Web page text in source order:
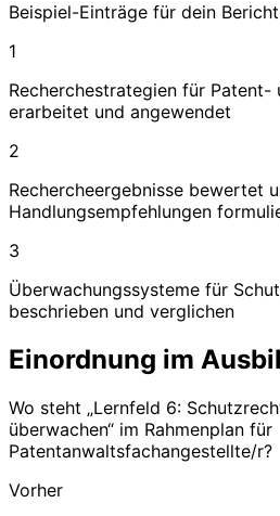
Beispiel-Einträge für dein
1
Recherchestrategien für Patent-
erarbeitet und angewendet
2
Rechercheergebnisse bewertet
Handlungsempfehlungen
3
Überwachungssysteme für
beschrieben und verglichen
Einordnung im
Wo steht „Lernfeld 6:
überwachen“ im Rahmenplan für
Patentanwaltsfachangestellte/r?
Vorher